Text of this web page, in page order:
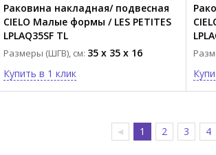
Раковина накладная/ подвесная
CIELO Малые формы / LES PETITES
LPLAQ35SF TL
Размеры (ШГВ), см: 35 x 35 x 16
Купить в 1 клик
◄ 1 2 3 4